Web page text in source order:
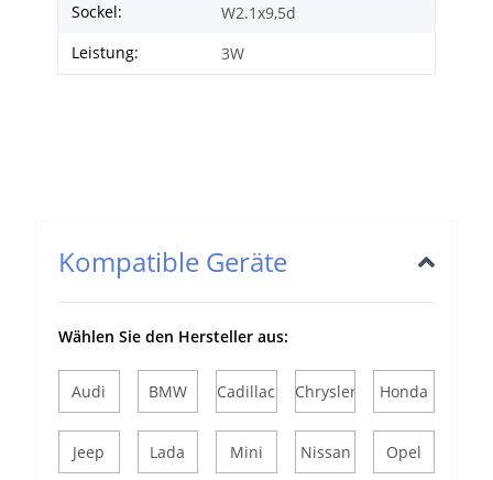
Sockel:
W2.1x9,5d
Leistung:
3W
Kompatible Geräte
Wählen Sie den Hersteller aus:
Audi BMW Cadillac Chrysler Honda
Jeep Lada Mini Nissan Opel